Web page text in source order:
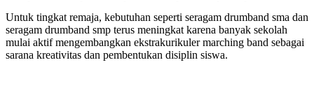
Untuk tingkat remaja, kebutuhan seperti seragam drumband sma dan
seragam drumband smp terus meningkat karena banyak sekolah
mulai aktif mengembangkan ekstrakurikuler marching band sebagai
sarana kreativitas dan pembentukan disiplin siswa.